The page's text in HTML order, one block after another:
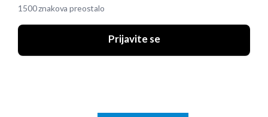
1500 znakova preostalo
Prijavite se